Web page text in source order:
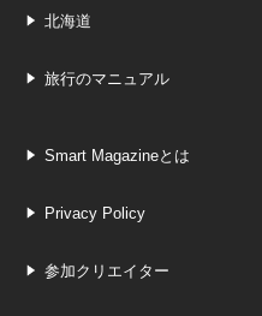
北海道
旅行のマニュアル
Smart Magazineとは
Privacy Policy
参加クリエイター